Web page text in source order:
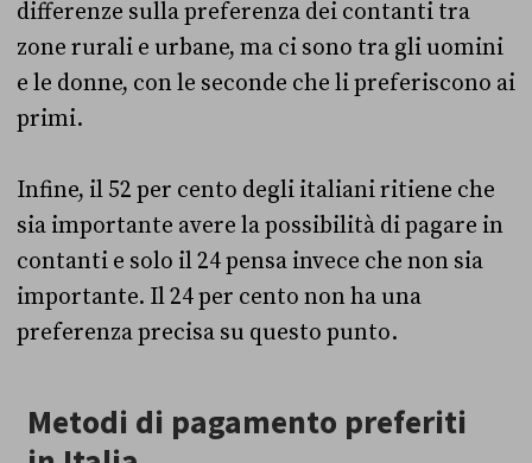
differenze sulla preferenza dei contanti tra
zone rurali e urbane, ma ci sono tra gli uomini
e le donne, con le seconde che li preferiscono ai
primi.
Infine, il 52 per cento degli italiani ritiene che
sia importante avere la possibilità di pagare in
contanti e solo il 24 pensa invece che non sia
importante. Il 24 per cento non ha una
preferenza precisa su questo punto.